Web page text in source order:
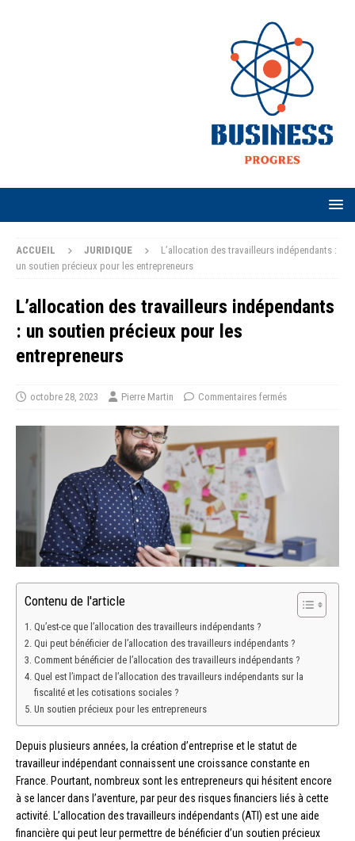
ACCUEIL JURIDIQUE
L’allocation des travailleurs indépendants :
un soutien précieux pour les entrepreneurs
L’allocation des travailleurs indépendants
: un soutien précieux pour les
entrepreneurs
octobre 28, 2023 Pierre Martin Commentaires fermés
Contenu de l'article
Qu’est-ce que l’allocation des travailleurs indépendants ?
Qui peut bénéficier de l’allocation des travailleurs indépendants ?
Comment bénéficier de l’allocation des travailleurs indépendants ?
Quel est l’impact de l’allocation des travailleurs indépendants sur la
fiscalité et les cotisations sociales ?
Un soutien précieux pour les entrepreneurs
Depuis plusieurs années, la création d’entreprise et le statut de
travailleur indépendant connaissent une croissance constante en
France. Pourtant, nombreux sont les entrepreneurs qui hésitent encore
à se lancer dans l’aventure, par peur des risques financiers liés à cette
activité. L’allocation des travailleurs indépendants (ATI) est une aide
financière qui peut leur permettre de bénéficier d’un soutien précieux